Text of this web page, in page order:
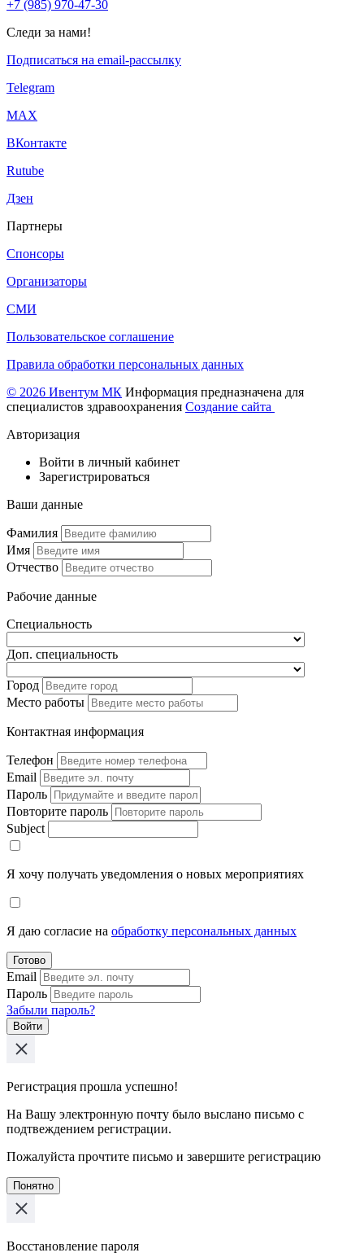
+7 (985) 970-47-30
Следи за нами!
Подписаться на email-рассылку
Telegram
МАХ
ВКонтакте
Rutube
Дзен
Партнеры
Спонсоры
Организаторы
СМИ
Пользовательское соглашение
Правила обработки персональных данных
© 2026 Ивентум МК Информация предназначена для
специалистов здравоохранения Создание сайта
Авторизация
Войти в личный кабинет
Зарегистрироваться
Ваши данные
Фамилия
Имя
Отчество
Рабочие данные
Специальность
Доп. специальность
Город
Место работы
Контактная информация
Телефон
Email
Пароль
Повторите пароль
Subject
Я хочу получать уведомления о новых мероприятиях
Я даю согласие на обработку персональных данных
Готово
Email
Пароль
Забыли пароль?
Войти
Регистрация прошла успешно!
На Вашу электронную почту было выслано письмо с
подтвеждением регистрации.
Пожалуйста прочтите письмо и завершите регистрацию
Понятно
Восстановление пароля